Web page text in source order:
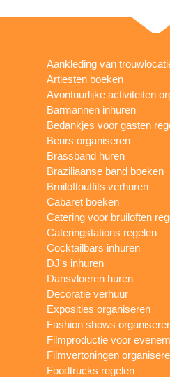
Aankleding van
Artiesten boeken
Avontuurlijke activiteiten
Barmannen inhuren
Bedankjes voor gasten
Beurs organiseren
Brassband huren
Braziliaanse band boeken
Bruiloftoutfits verhuren
Cabaret boeken
Catering voor bruiloften
Cateringstations regelen
Cocktailbars inhuren
DJ's inhuren
Dansvloeren huren
Decoratie verhuur
Exposities organiseren
Fashion shows
Filmproductie voor
Filmvertoningen
Foodtrucks regelen